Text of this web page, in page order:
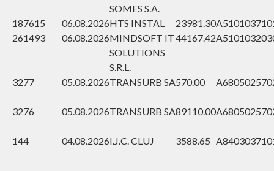
SOMES S.A.
187615 06.08.2026HTS INSTAL 23981.30A510103
261493
06.08.2026MINDSOFT IT
SOLUTIONS
S.R.L.
44167.42A510103
3277 05.08.2026TRANSURB SA570.00 A680502
3276 05.08.2026TRANSURB SA89110.00A680502
144 04.08.2026I.J.C. CLUJ 3588.65 A840303